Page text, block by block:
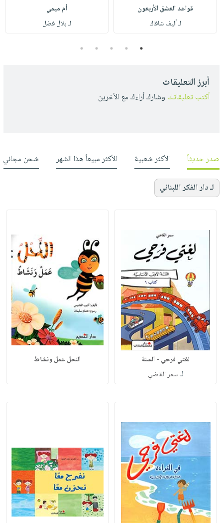
قواعد العشق الأربعون
لـ أليف شافاك
أم ميمي
لـ بلال فضل
1
2
3
4
5
أبرز التعليقات
أكتب تعليقاتك وشارك أراءك مع الأخرين
صدر حديثاً الأكثر شعبية الأكثر مبيعاً هذا الشهر شحن مجاني
لـ دار الفكر اللبناني
لغتي فرحي - السنة
لـسمر القاضي
النحل عمل ونشاط